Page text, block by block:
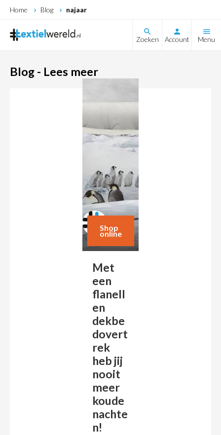
Home Blog najaar
search
Zoeken Account Menu
Blog - Lees meer
Geschreven door:
Textielwereld.nl
Shop
online
Met
een
flanell
en
dekbe
dovert
rek
heb jij
nooit
meer
koude
nachte
n!